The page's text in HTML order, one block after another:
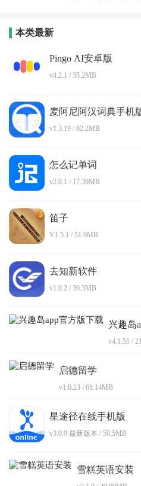
本类最新
Pingo AI安卓版
v4.2.1 / 35.2MB
麦阿尼阿汉词典手机
v1.3.19 / 62.2MB
怎么记单词
v2.0.1 / 17.39MB
笛子
V1.5.1 / 51.9MB
去知新软件
v1.0.2 / 39.3MB
兴趣岛
v4.1.51 /
启德留学
v1.0.23 / 61.14MB
星途径在线手机版
v3.0.9 最新版本 / 58.5MB
雪糕英语安装